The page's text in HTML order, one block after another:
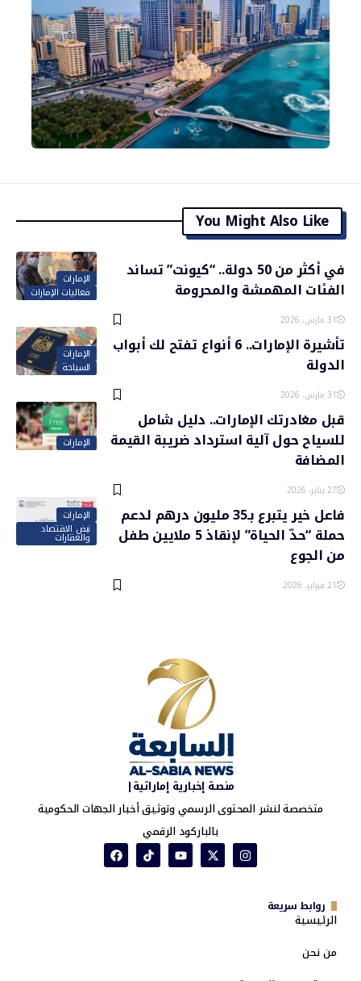
You Might Also Like
الإمارات
فعاليات الإمارات
في أكثر من 50 دولة.. “كيونت” تساند
الفئات المهمشة والمحرومة
31 مارس، 2026
الإمارات
السياحة
تأشيرة الإمارات.. 6 أنواع تفتح لك أبواب
الدولة
31 مارس، 2026
الإمارات
قبل مغادرتك الإمارات.. دليل شامل
للسياح حول آلية استرداد ضريبة القيمة
المضافة
27 يناير، 2026
الإمارات
نبض الاقتصاد
والعقارات
فاعل خير يتبرع بـ35 مليون درهم لدعم
حملة “حدّ الحياة” لإنقاذ 5 ملايين طفل
من الجوع
21 فبراير، 2026
منصة إخبارية إماراتية|
متخصصة لنشر المحتوى الرسمي وتوثيق أخبار الجهات الحكومية
بالباركود الرقمي
روابط سريعة
الرئيسية
من نحن